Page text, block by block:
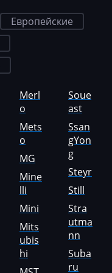
Европейские
Merl
o
Mets
o
MG
Mine
lli
Mini
Mits
ubis
hi
Soue
ast
Ssan
gYon
g
Steyr
Still
Stra
utma
nn
Suba
ru